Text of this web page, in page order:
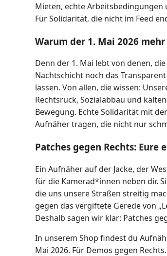
Mieten, echte
Für Solidarität, die nicht im Feed
Warum der 1. Mai 2026
Denn der 1. Mai lebt von denen,
Nachtschicht noch das
lassen. Von allen, die wissen:
Rechtsruck, Sozialabbau und
Bewegung. Echte Solidarität mit
Aufnäher tragen, die nicht nur
Patches gegen Rechts: Eure
Ein Aufnäher auf der Jacke, der
für die Kamerad*innen neben dir.
die uns unsere Straßen streitig
gegen das vergiftete Gerede von
Deshalb sagen wir klar: Patches
In unserem Shop findest du
Mai 2026. Für Demos gegen